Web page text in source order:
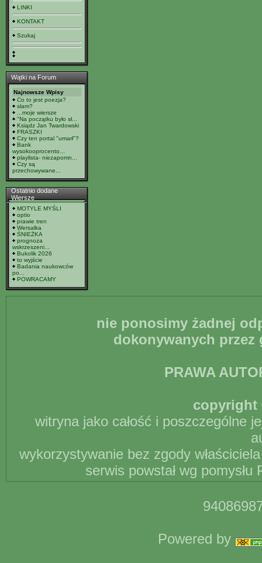
LINKI
KONTAKT
Szukaj
Wątki na Forum
Najnowsze Wpisy
Co to jest poezja?
slam?
...moje wiersze
"Na początku było sł...
Ksiądz Jan Twardowski
FRASZKI
Czy ten portal "umarł"?
Bank
wysokooprocento...
playlista- niezapomn...
Czy są
przechowywane...
Ostatnio dodane
Wiersze
MOTYLE MYŚLI
optio
prawie tren
Wersalka
ŚNIEŻKA
prognoza
wskrzeszeni...
Bukolik 2026
to wyjście
Badania naukowców
po...
POWRACAMY
nie ponosimy żadnej
dokonywanych
PRAWA
copyright
witryna jako całość i poszczególne
wykorzystywanie bez zgody
serwis powstał wg
Powered by